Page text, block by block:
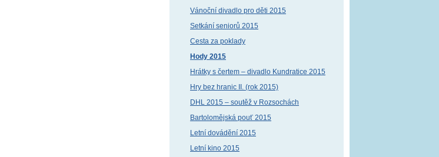
Vánoční divadlo pro děti 2015
Setkání seniorů 2015
Cesta za poklady
Hody 2015
Hrátky s čertem – divadlo Kundratice 2015
Hry bez hranic II. (rok 2015)
DHL 2015 – soutěž v Rozsochách
Bartolomějská pouť 2015
Letní dovádění 2015
Letní kino 2015